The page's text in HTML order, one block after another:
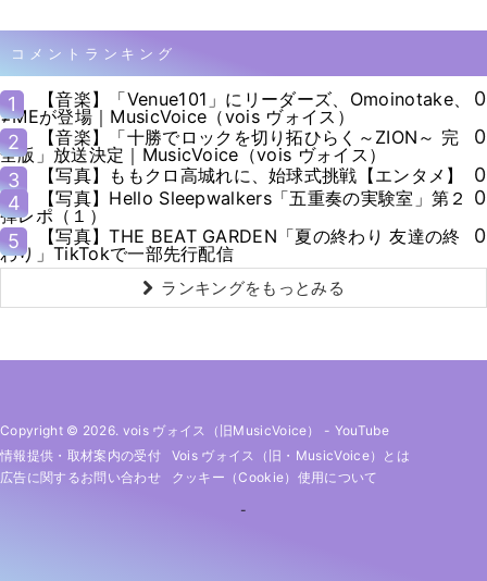
コメントランキング
1
【音楽】「Venue101」にリーダーズ、Omoinotake、
≠MEが登場｜MusicVoice（vois ヴォイス）
0
2
【音楽】「十勝でロックを切り拓ひらく～ZION～ 完
全版」放送決定｜MusicVoice（vois ヴォイス）
0
3
【写真】ももクロ高城れに、始球式挑戦【エンタメ】
0
4
【写真】Hello Sleepwalkers「五重奏の実験室」第２
弾レポ（１）
0
5
【写真】THE BEAT GARDEN「夏の終わり 友達の終
わり」TikTokで一部先行配信
0
ランキングをもっとみる
Copyright © 2026. vois ヴォイス（旧MusicVoice） - YouTube
情報提供・取材案内の受付
Vois ヴォイス（旧・MusicVoice）とは
広告に関するお問い合わせ
クッキー（cookie）使用について
-